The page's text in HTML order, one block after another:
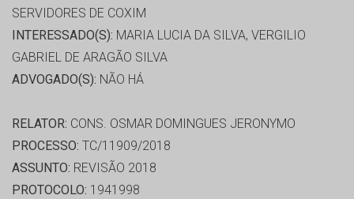
SERVIDORES DE COXIM
INTERESSADO(S): MARIA LUCIA DA SILVA, VERGILIO
GABRIEL DE ARAGÃO SILVA
ADVOGADO(S): NÃO HÁ
RELATOR: CONS. OSMAR DOMINGUES JERONYMO
PROCESSO: TC/11909/2018
ASSUNTO: REVISÃO 2018
PROTOCOLO: 1941998